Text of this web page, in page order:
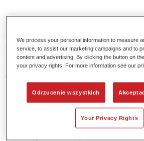
Skoncentrowany pigment Permafleet
675 dla pojazdów użytkowych. Może
stosowany do mieszania różnych
PercoTop oraz lakierów z serii
Top Coat 730.
Product Features
Zawiera wysokiej jakości pigment
Oferuje znakomitą trwałość i
We process your personal information to measure
service, to assist our marketing campaigns and to
content and advertising. By clicking the button on
your privacy rights. For more information see our
Odrzucenie wszystkich
Your Privacy Rights